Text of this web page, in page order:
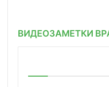
ВИДЕОЗАМЕТКИ